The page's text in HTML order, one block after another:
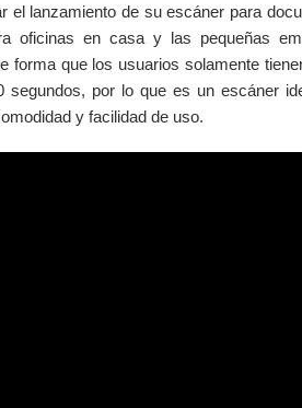
el lanzamiento de su escáner para
oficinas en casa y las pequeñas
forma que los usuarios solamente
segundos, por lo que es un escáner
y facilidad de uso.